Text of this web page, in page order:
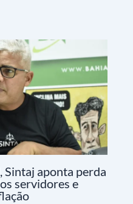
Sintaj aponta perda
servidores e